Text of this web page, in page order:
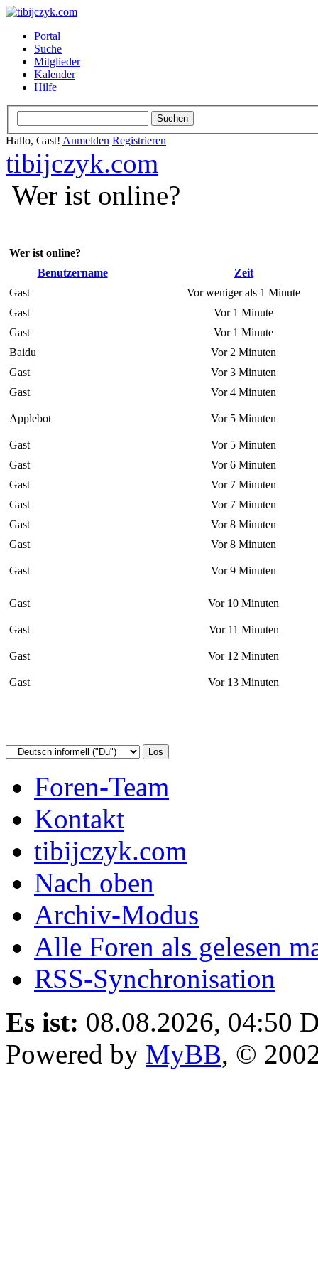
Portal
Suche
Mitglieder
Kalender
Hilfe
Hallo, Gast! Anmelden Registrieren
tibijczyk.com
Wer ist online?
Wer ist online?
Benutzername
Zeit
Gast
Vor weniger als 1 Minute
Gast
Vor 1 Minute
Gast
Vor 1 Minute
Baidu
Vor 2 Minuten
Gast
Vor 3 Minuten
Gast
Vor 4 Minuten
Applebot Vor 5 Minuten
Gast
Vor 5 Minuten
Gast
Vor 6 Minuten
Gast
Vor 7 Minuten
Gast
Vor 7 Minuten
Gast
Vor 8 Minuten
Gast
Vor 8 Minuten
Gast Vor 9 Minuten
Gast Vor 10 Minuten
Gast Vor 11 Minuten
Gast Vor 12 Minuten
Gast Vor 13 Minuten
Foren-Team
Kontakt
tibijczyk.com
Nach oben
Archiv-Modus
Alle Foren als gelesen
RSS-Synchronisation
Es ist: 08.08.2026, 04:50
Powered by MyBB, ©